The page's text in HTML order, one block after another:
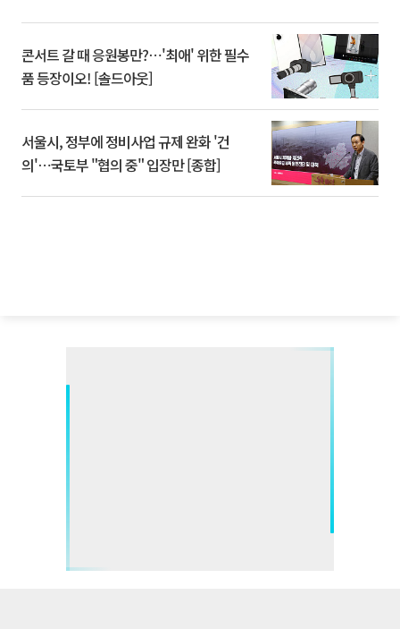
콘서트 갈 때 응원봉만?⋯'최애' 위한 필수
품 등장이오! [솔드아웃]
서울시, 정부에 정비사업 규제 완화 '건
의'⋯국토부 "협의 중" 입장만 [종합]